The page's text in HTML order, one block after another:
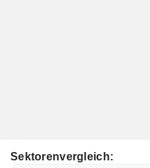
Sektorenvergleich: